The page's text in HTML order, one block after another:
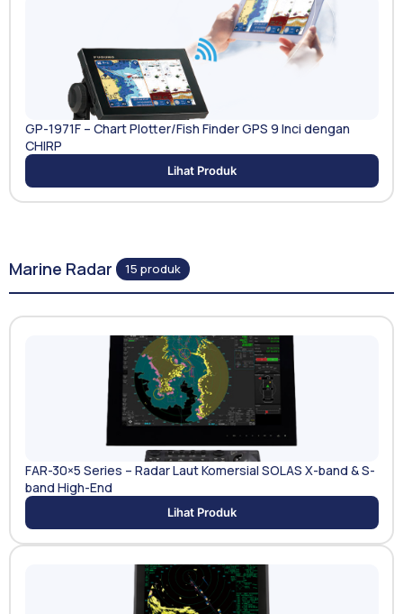
GP-1971F – Chart Plotter/Fish Finder GPS 9 Inci dengan
CHIRP
Lihat Produk
Marine Radar 15 produk
FAR-30×5 Series – Radar Laut Komersial SOLAS X-band & S-
band High-End
Lihat Produk